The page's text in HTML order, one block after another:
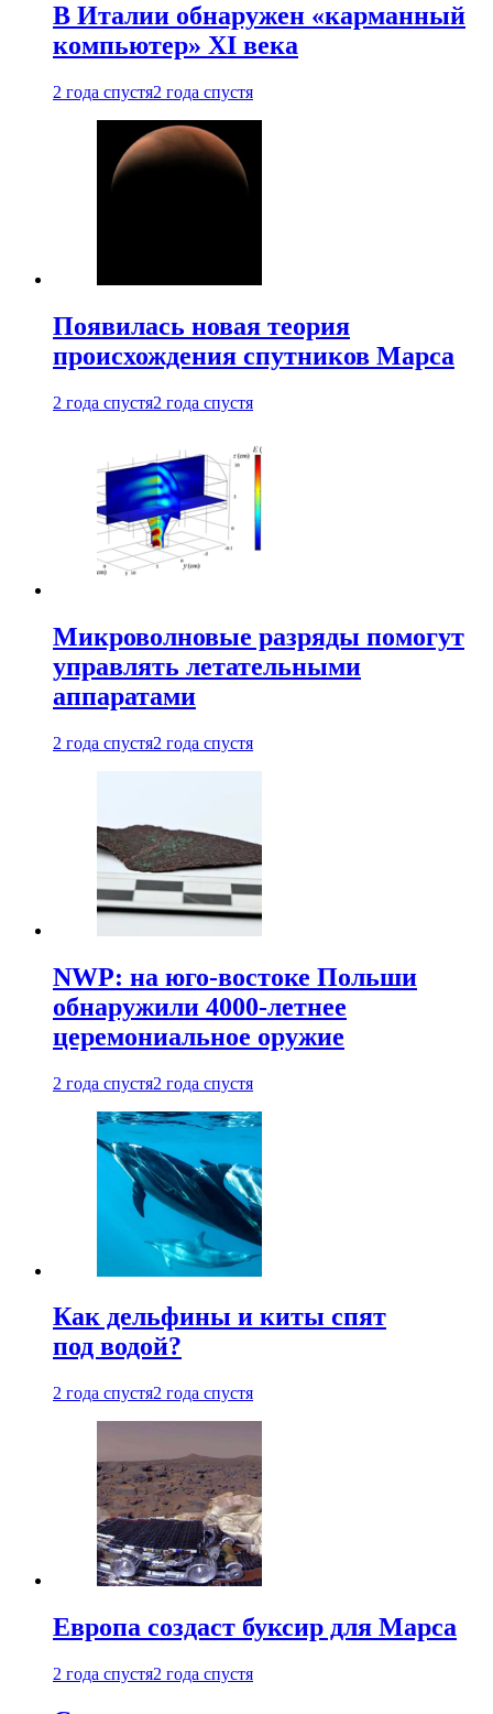
В Италии обнаружен «карманный
компьютер» XI века
2 года спустя2 года спустя
Появилась новая теория
происхождения спутников Марса
2 года спустя2 года спустя
Микроволновые разряды помогут
управлять летательными
аппаратами
2 года спустя2 года спустя
NWP: на юго-востоке Польши
обнаружили 4000-летнее
церемониальное оружие
2 года спустя2 года спустя
Как дельфины и киты спят
под водой?
2 года спустя2 года спустя
Европа создаст буксир для Марса
2 года спустя2 года спустя